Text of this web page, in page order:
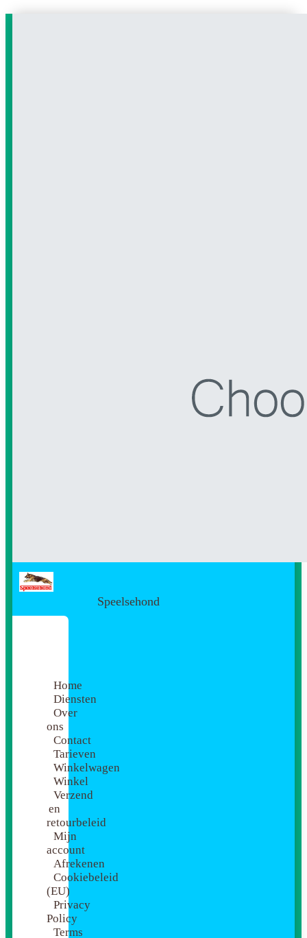
Speelsehond
Home
Diensten
Over
ons
Contact
Tarieven
Winkelwagen
Winkel
Verzend
en
retourbeleid
Mijn
account
Afrekenen
Cookiebeleid
(EU)
Privacy
Policy
Terms